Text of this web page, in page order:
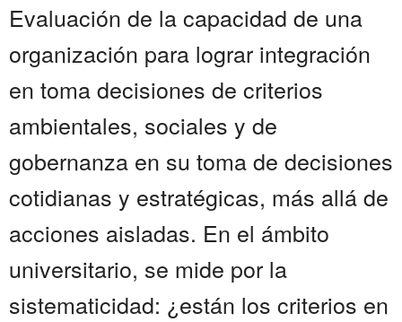
Evaluación de la capacidad de una
organización para lograr integración
en toma decisiones de criterios
ambientales, sociales y de
gobernanza en su toma de decisiones
cotidianas y estratégicas, más allá de
acciones aisladas. En el ámbito
universitario, se mide por la
sistematicidad: ¿están los criterios en